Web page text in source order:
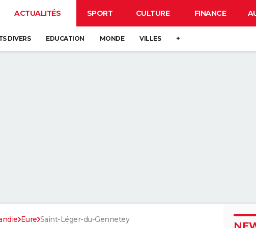
ACTUALITÉS SPORT CULTURE FINANCE
DIVERS EDUCATION MONDE VILLES +
Eure Saint-Léger-du-Gennetey